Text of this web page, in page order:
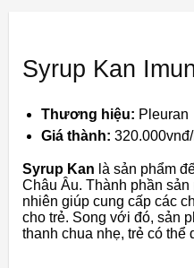
Syrup Kan
Thương hiệu: Pleuran
Giá thành:
Syrup Kan là sản phẩm
Châu Âu. Thành phần sản
nhiên giúp cung cấp các
cho trẻ. Song với đó, sản
thanh chua nhẹ, trẻ có thể